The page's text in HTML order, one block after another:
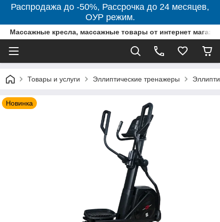
Распродажа до -50%, Рассрочка до 24 месяцев,
ОУР режим.
Массажные кресла, массажные товары от интернет
Товары и услуги Эллиптические тренажеры
Новинка